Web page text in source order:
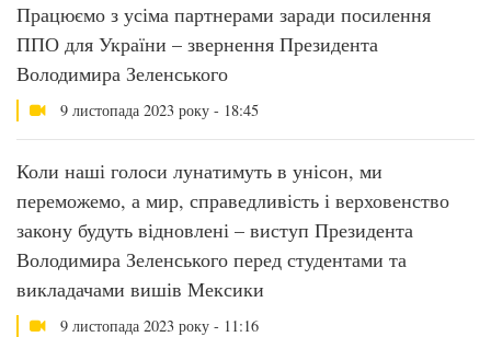
Працюємо з усіма партнерами заради посилення
ППО для України – звернення Президента
Володимира Зеленського
9 листопада 2023 року - 18:45
Коли наші голоси лунатимуть в унісон, ми
переможемо, а мир, справедливість і верховенство
закону будуть відновлені – виступ Президента
Володимира Зеленського перед студентами та
викладачами вишів Мексики
9 листопада 2023 року - 11:16